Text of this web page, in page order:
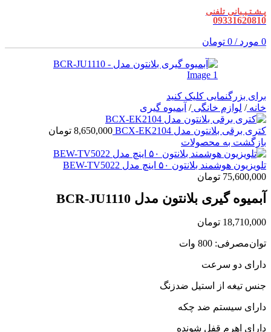
پـشـتـیـبانی تلفنی
09331620810
0 مورد /
0 تومان
برای بزرگنمایی کلیک کنید
خانه/ لوازم خانگی/ آبمیوه گیری
کتری برقی بلانتون مدل BCX-EK2104 8,650,000 تومان
بازگشت به محصولات
تلویزیون هوشمند بلانتون ۵۰ اینچ مدل BEW-TV5022
75,600,000 تومان
آبمیوه گیری بلانتون مدل BCR-JU1110
18,710,000 تومان
توان‌مصرفی: 800 وات
دارای دو سرعت
جنس تیغه از استیل ضدزنگ
دارای سیستم ضد چکه
دارای اهرم قفل شونده